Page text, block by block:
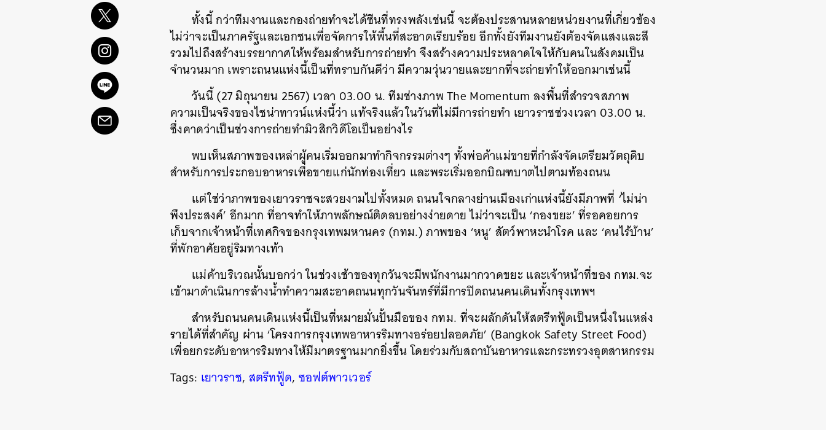
ทั้งนี้ กว่าทีมงานและกองถ่ายทำจะได้ซีนที่ทรงพลังเช่นนี้ จะต้องประสานหลายหน่วยงานที่เกี่ยวข้อง
ไม่ว่าจะเป็นภาครัฐและเอกชนเพื่อจัดการให้พื้นที่สะอาดเรียบร้อย อีกทั้งยังทีมงานยังต้องจัดแสงและสี
รวมไปถึงสร้างบรรยากาศให้พร้อมสำหรับการถ่ายทำ จึงสร้างความประหลาดใจให้กับคนในสังคมเป็น
จำนวนมาก เพราะถนนแห่งนี้เป็นที่ทราบกันดีว่า มีความวุ่นวายและยากที่จะถ่ายทำให้ออกมาเช่นนี้
วันนี้ (27 มิถุนายน 2567) เวลา 03.00 น. ทีมช่างภาพ The Momentum ลงพื้นที่สำรวจสภาพ
ความเป็นจริงของไชน่าทาวน์แห่งนี้ว่า แท้จริงแล้วในวันที่ไม่มีการถ่ายทำ เยาวราชช่วงเวลา 03.00 น.
ซึ่งคาดว่าเป็นช่วงการถ่ายทำมิวสิกวิดีโอเป็นอย่างไร
พบเห็นสภาพของเหล่าผู้คนเริ่มออกมาทำกิจกรรมต่างๆ ทั้งพ่อค้าแม่ขายที่กำลังจัดเตรียมวัตถุดิบ
สำหรับการประกอบอาหารเพื่อขายแก่นักท่องเที่ยว และพระเริ่มออกบิณฑบาตไปตามท้องถนน
แต่ใช่ว่าภาพของเยาวราชจะสวยงามไปทั้งหมด ถนนใจกลางย่านเมืองเก่าแห่งนี้ยังมีภาพที่ ‘ไม่น่า
พึงประสงค์’ อีกมาก ที่อาจทำให้ภาพลักษณ์ติดลบอย่างง่ายดาย ไม่ว่าจะเป็น ‘กองขยะ’ ที่รอคอยการ
เก็บจากเจ้าหน้าที่เทศกิจของกรุงเทพมหานคร (กทม.) ภาพของ ‘หนู’ สัตว์พาหะนำโรค และ ‘คนไร้บ้าน’
ที่พักอาศัยอยู่ริมทางเท้า
แม่ค้าบริเวณนั้นบอกว่า ในช่วงเช้าของทุกวันจะมีพนักงานมากวาดขยะ และเจ้าหน้าที่ของ กทม.จะ
เข้ามาดำเนินการล้างน้ำทำความสะอาดถนนทุกวันจันทร์ที่มีการปิดถนนคนเดินทั้งกรุงเทพฯ
สำหรับถนนคนเดินแห่งนี้เป็นที่หมายมั่นปั้นมือของ กทม. ที่จะผลักดันให้สตรีทฟู้ดเป็นหนึ่งในแหล่ง
รายได้ที่สำคัญ ผ่าน ‘โครงการกรุงเทพอาหารริมทางอร่อยปลอดภัย’ (Bangkok Safety Street Food)
เพื่อยกระดับอาหารริมทางให้มีมาตรฐานมากยิ่งขึ้น โดยร่วมกับสถาบันอาหารและกระทรวงอุตสาหกรรม
Tags: เยาวราช, สตรีทฟู้ด, ซอฟต์พาวเวอร์